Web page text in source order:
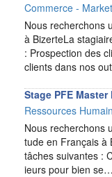
Commerce -
Nous recherchons
à BizerteLa
: Prospection des
clients dans nos
Stage PFE
Ressources
Nous recherchons
tude en Français à
tâches suivantes :
ieurs pour bien se…